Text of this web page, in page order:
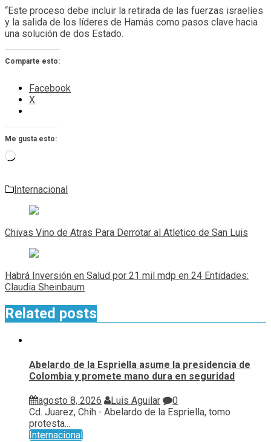
“Este proceso debe incluir la retirada de las fuerzas israelíes
y la salida de los líderes de Hamás como pasos clave hacia
una solución de dos Estado.
Comparte esto:
Facebook
X
Me gusta esto:
Cargando...
Internacional
Navegación
de
entradas
Chivas Vino de Atras Para Derrotar al Atletico de San Luis
Habrá Inversión en Salud por 21 mil mdp en 24 Entidades:
Claudia Sheinbaum
Related posts
Abelardo de la Espriella asume la presidencia de
Colombia y promete mano dura en seguridad
agosto 8, 2026 Luis Aguilar
0
Cd. Juarez, Chih.- Abelardo de la Espriella, tomo
protesta...
Internacional